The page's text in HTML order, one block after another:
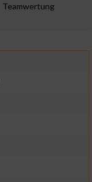
Teamwertung